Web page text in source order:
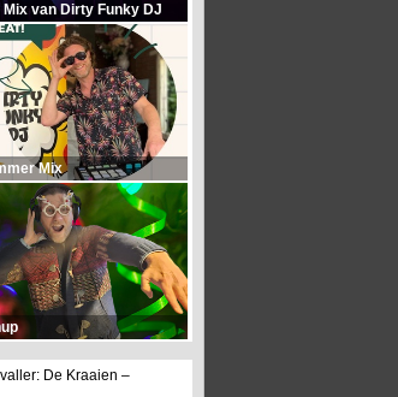
van Dirty Funky DJ
Mix
De Kraaien –